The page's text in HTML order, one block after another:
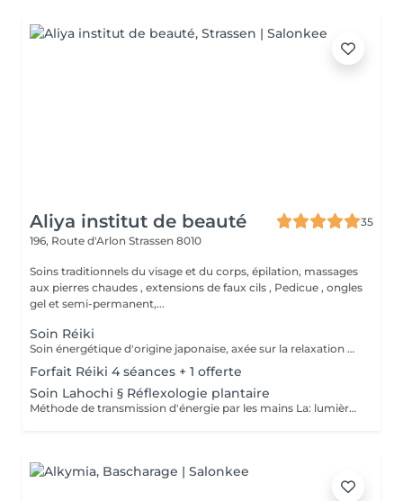
Aliya institut de beauté
35
196, Route d'Arlon Strassen 8010
Soins traditionnels du visage et du corps, épilation, massages
aux pierres chaudes , extensions de faux cils , Pedicue , ongles
gel et semi-permanent,...
Soin Réiki
Soin énergétique d'origine japonaise, axée sur la relaxation et l'harmonisation du corps et de l'esprit. REI: universel KI: énergie vital Le praticien pose doucement les mains sur les différentes zones , il n'y a pas de manipulation ou de pression. Effets: -Réduction du stress et de l'anxiété -Sensation de calme et de lâcher prise -Aide à apaiser le mental -favorise l'endormissement -Aide à relâcher les tensions émotionnelles le réiki est une pratique douce qui vise surtout : -la détente -l'équilibre émotionnel -le bien-être global A faire seul ou en cure de 4 séances
Forfait Réiki 4 séances + 1 offerte
Soin Lahochi § Réflexologie plantaire
Méthode de transmission d'énergie par les mains La: lumière, amour HO: mouvement de l'énergie CHI: energie vitale Effets: -Diminue le stress -Procure un calme profond et durable -Aide à harmoniser le corps et l'esprit - Energie retrouvée - Favorise le lâcher-prise -Harmonisation des Chakras Couplé à la réflexologie plantaire c'est un soin qui apporte une relaxation complète et durable alliant les bienfaits du soin énergétique et ceux de la réflexologie . A faire seul ou en cure de 4 séances "Détente absolue "